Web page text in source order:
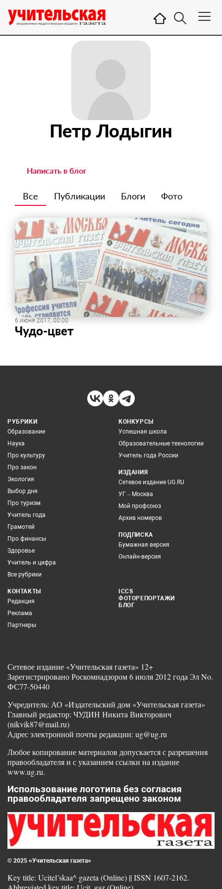
Петр Лодыгин
Написать в блог
Все Публикации Блоги Фото
6 июня 2017, 00:00
​Чудо-цвет
РУБРИКИ
Образование
Наука
Про культуру
Про закон
Экология
Выбор дня
Про туризм
Учитель года
Грамотей
Про финансы
Здоровье
Учитель и цифра
Все рубрики
КОНКУРСЫ
Успешная школа
Образовательные технологии
Учитель года России
ИЗДАНИЯ
Сетевое издание UG.RU
УГ – Москва
Мой профсоюз
Архив номеров
ПОДПИСКА
Бумажная версия
Онлайн-версия
КОНТАКТЫ
Редакция
Реклама
Партнеры
ICCS
ФОТОРЕПОРТАЖИ
БЛОГ
Сетевое издание «Учительская газета» 12+
Зарегистрировано Роскомнадзором 6 июля 2012 года Эл No.
ФС77-50440
Учредитель: АО «Издательский дом «Учительская газета»
Главный редактор: ЧУДИН Никита Викторович
(nikvik87@mail.ru)
Адрес электронной почты редакции: ug@ug.ru
Любое копирование материалов допускается с разрешения
правообладателя и с указанием ссылки на издание
www.ug.ru.
Использование логотипа без согласия
правообладателя запрещено законом
© 2025 «Учительская газета»
Key title: Ucitel’skaa^ gazeta (Online) || ISSN 1607-2162.